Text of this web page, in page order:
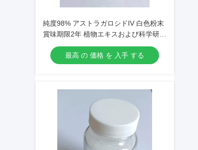
純度98% アストラガロシドIV 白色粉末
賞味期限2年 植物エキスおよび科学研究
に応用
最高 の 価格 を 入手 する